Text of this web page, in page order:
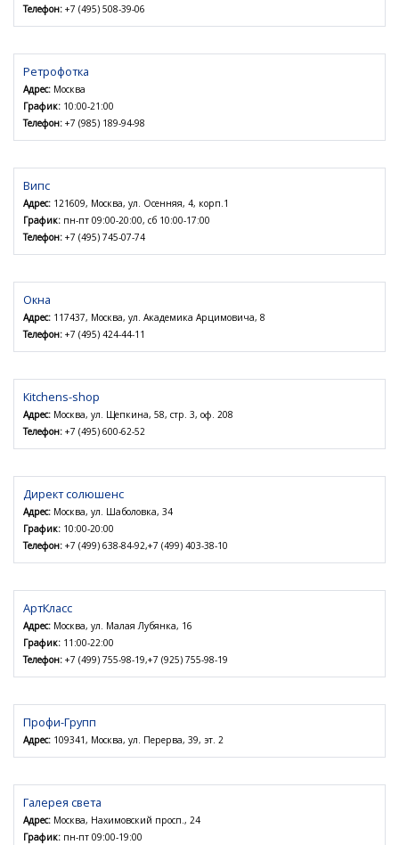
Телефон: +7 (495) 508-39-06
Ретрофотка
Адрес: Москва
График: 10:00-21:00
Телефон: +7 (985) 189-94-98
Випс
Адрес: 121609, Москва, ул. Осенняя, 4, корп.1
График: пн-пт 09:00-20:00, сб 10:00-17:00
Телефон: +7 (495) 745-07-74
Окна
Адрес: 117437, Москва, ул. Академика Арцимовича, 8
Телефон: +7 (495) 424-44-11
Кitchens-shop
Адрес: Москва, ул. Щепкина, 58, стр. 3, оф. 208
Телефон: +7 (495) 600-62-52
Директ солюшенс
Адрес: Москва, ул. Шаболовка, 34
График: 10:00-20:00
Телефон: +7 (499) 638-84-92,+7 (499) 403-38-10
АртКласс
Адрес: Москва, ул. Малая Лубянка, 16
График: 11:00-22:00
Телефон: +7 (499) 755-98-19,+7 (925) 755-98-19
Профи-Групп
Адрес: 109341, Москва, ул. Перерва, 39, эт. 2
Галерея света
Адрес: Москва, Нахимовский просп., 24
График: пн-пт 09:00-19:00